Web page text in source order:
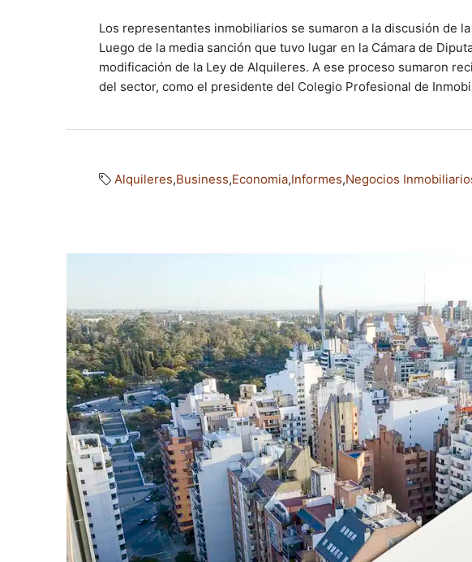
Los representantes inmobiliarios se sumaron a la discusión de
Luego de la media sanción que tuvo lugar en la Cámara de
modificación de la Ley de Alquileres. A ese proceso sumaron
del sector, como el presidente del Colegio Profesional de
Alquileres,Business,Economia,Informes,Negocios